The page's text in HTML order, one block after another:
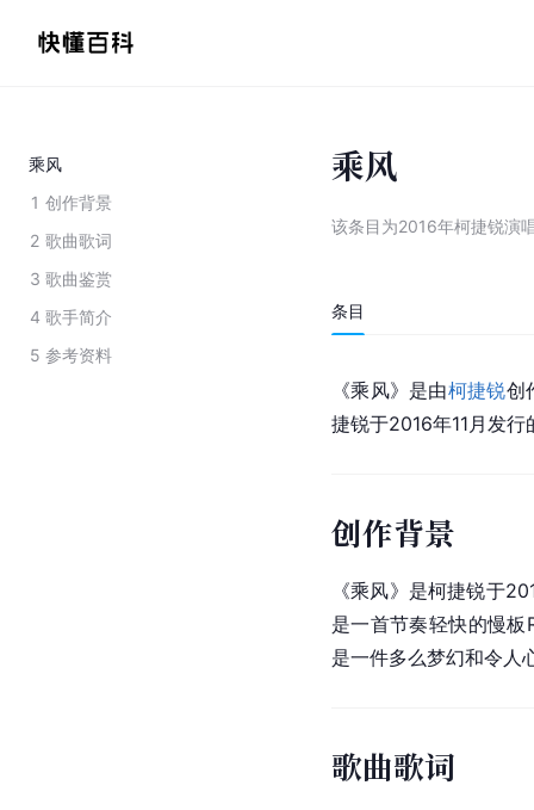
乘风
1 创作背景
2 歌曲歌词
3 歌曲鉴赏
4 歌手简介
5 参考资料
乘风
该条目为2016年柯捷锐演
条目
《乘风》是由柯捷锐创
捷锐于2016年11月发
创作背景
《乘风》是柯捷锐于
是一首节奏轻快的慢
是一件多么梦幻和令人
歌曲歌词